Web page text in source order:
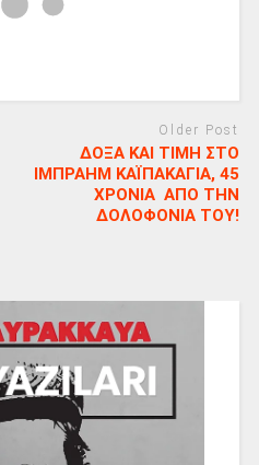
Older Post
ΔΟΞΑ ΚΑΙ ΤΙΜΗ ΣΤΟ
ΙΜΠΡΑΗΜ ΚΑΪΠΑΚΑΓΙΑ, 45
ΧΡΟΝΙΑ ΑΠΟ ΤΗΝ
ΔΟΛΟΦΟΝΙΑ ΤΟΥ!